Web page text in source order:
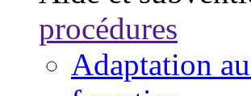
procédures
Adaptation